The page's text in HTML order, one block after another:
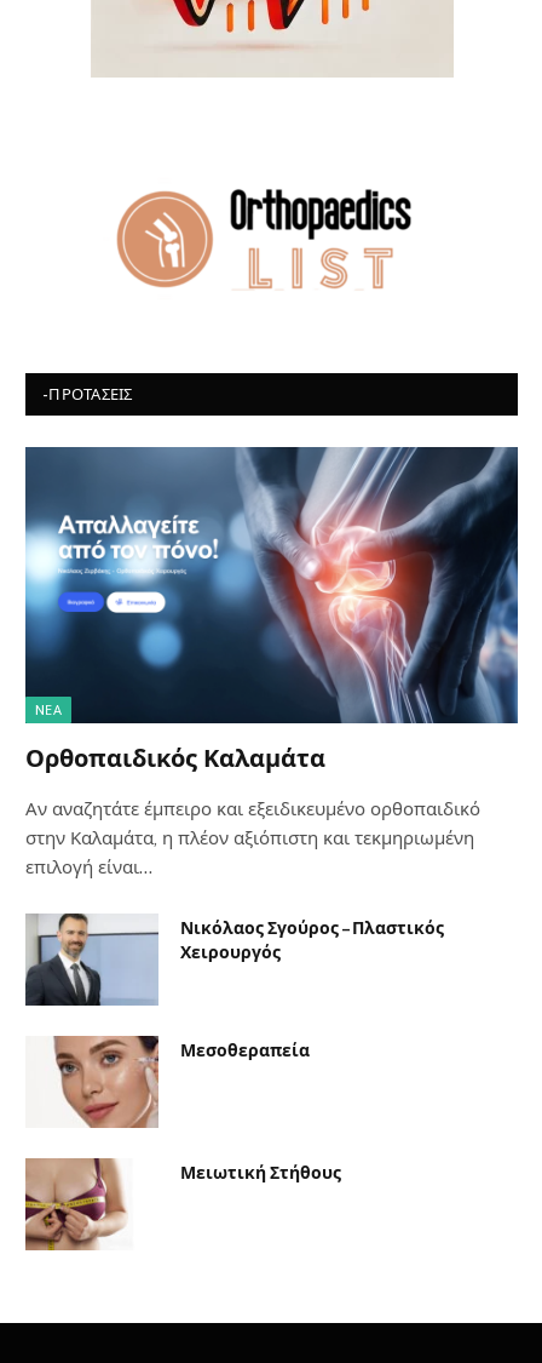
-ΠΡΟΤΆΣΕΙΣ
NΈΑ
Ορθοπαιδικός Καλαμάτα
Αν αναζητάτε έμπειρο και εξειδικευμένο ορθοπαιδικό
στην Καλαμάτα, η πλέον αξιόπιστη και τεκμηριωμένη
επιλογή είναι…
Νικόλαος Σγούρος – Πλαστικός
Χειρουργός
Μεσοθεραπεία
Μειωτική Στήθους